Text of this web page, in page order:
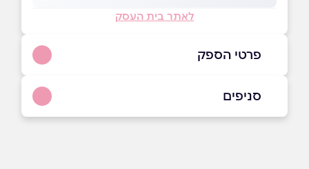
לאתר בית העסק
פרטי הספק
באתר בפייסבוק ביוטיוב
סניפים